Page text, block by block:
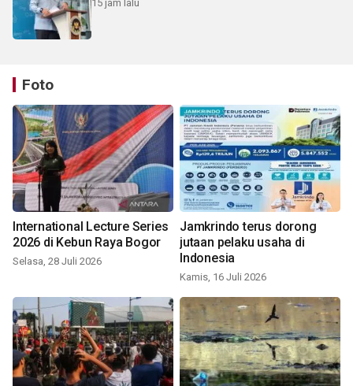
15 jam lalu
Foto
International Lecture Series
2026 di Kebun Raya Bogor
Selasa, 28 Juli 2026
Jamkrindo terus dorong
jutaan pelaku usaha di
Indonesia
Kamis, 16 Juli 2026